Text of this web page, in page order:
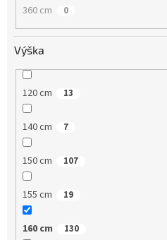
360 cm 0
Výška
120 cm 13
140 cm 7
150 cm 107
155 cm 19
160 cm 130